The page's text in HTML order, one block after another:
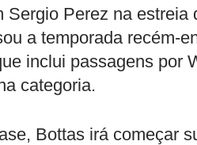
Perez na estreia
a temporada recém-
inclui passagens por
categoria.
Bottas irá começar